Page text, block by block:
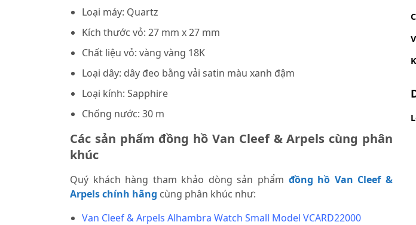
Loại máy: Quartz
Kích thước vỏ: 27 mm x 27 mm
Chất liệu vỏ: vàng vàng 18K
Loại dây: dây đeo bằng vải satin màu xanh đậm
Loại kính: Sapphire
Chống nước: 30 m
Các sản phẩm đồng hồ Van Cleef & Arpels cùng phân
khúc
Quý khách hàng tham khảo dòng sản phẩm đồng hồ Van Cleef &
Arpels chính hãng cùng phân khúc như:
Van Cleef & Arpels Alhambra Watch Small Model VCARD22000